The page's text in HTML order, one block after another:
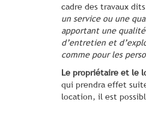
cadre des travaux
un service ou une
apportant une
d’entretien et
comme pour les
Le propriétaire et le
qui prendra effet
location, il est